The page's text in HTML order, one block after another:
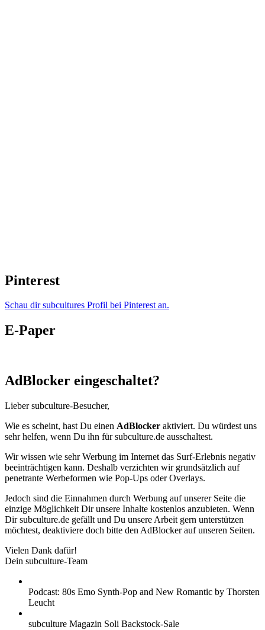
Pinterest
Schau dir subcultures Profil bei Pinterest an.
E-Paper
AdBlocker eingeschaltet?
Lieber subculture-Besucher,
Wie es scheint, hast Du einen AdBlocker aktiviert. Du würdest uns
sehr helfen, wenn Du ihn für subculture.de ausschaltest.
Wir wissen wie sehr Werbung im Internet das Surf-Erlebnis negativ
beeinträchtigen kann. Deshalb verzichten wir grundsätzlich auf
penetrante Werbeformen wie Pop-Ups oder Overlays.
Jedoch sind die Einnahmen durch Werbung auf unserer Seite die
einzige Möglichkeit Dir unsere Inhalte kostenlos anzubieten. Wenn
Dir subculture.de gefällt und Du unsere Arbeit gern unterstützen
möchtest, deaktiviere doch bitte den AdBlocker auf unseren Seiten.
Vielen Dank dafür!
Dein subculture-Team
Podcast: 80s Emo Synth-Pop and New Romantic by Thorsten
Leucht
subculture Magazin Soli Backstock-Sale